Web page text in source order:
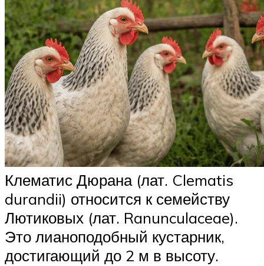
Клематис Дюрана (лат. Clematis
durandii) относится к семейству
Лютиковых (лат. Ranunculaceae).
Это лианоподобный кустарник,
достигающий до 2 м в высоту.